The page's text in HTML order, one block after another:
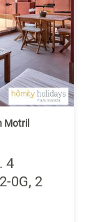
Motril
4
0G, 2